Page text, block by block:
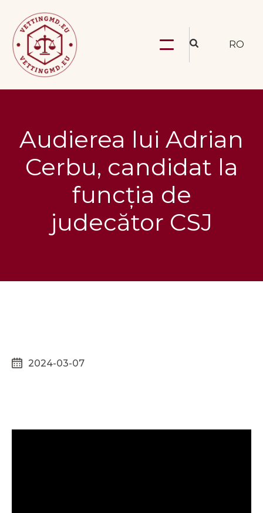
RO
Audierea lui Adrian
Cerbu, candidat la
funcția de
judecător CSJ
2024-03-07